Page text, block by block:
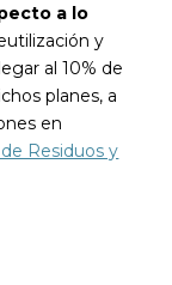
a lo
y
al 10% de
planes, a
en
Residuos y